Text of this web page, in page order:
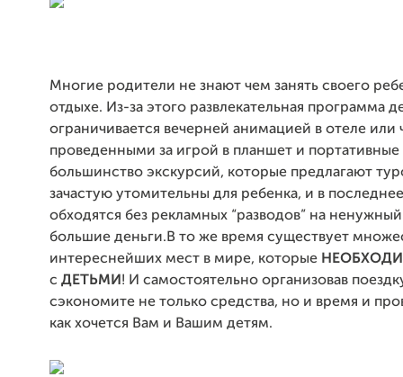
Многие родители не знают чем занять своего
отдыхе. Из-за этого развлекательная программа
ограничивается вечерней анимацией в отеле или
проведенными за игрой в планшет и портативные
большинство экскурсий, которые предлагают
зачастую утомительны для ребенка, и в
обходятся без рекламных “разводов” на ненужный
большие деньги.В то же время существует
интереснейших мест в мире, которые
с ДЕТЬМИ ! И самостоятельно организовав
сэкономите не только средства, но и время и
как хочется Вам и Вашим детям.